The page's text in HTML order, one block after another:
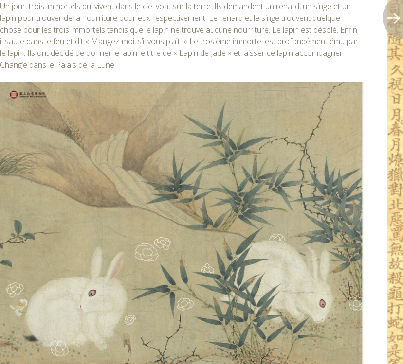
Un jour, trois immortels qui vivent dans le ciel vont sur la terre. Ils demandent un renard, un singe et un
lapin pour trouver de la nourriture pour eux respectivement. Le renard et le singe trouvent quelque
chose pour les trois immortels tandis que le lapin ne trouve aucune nourriture. Le lapin est désolé. Enfin,
il saute dans le feu et dit « Mangez-moi, s’il vous plaît! » Le trosième immortel est profondément ému par
le lapin. Ils ont décidé de donner le lapin le titre de « Lapin de Jade » et laisser ce lapin accompagner
Chang’e dans le Palais de la Lune.